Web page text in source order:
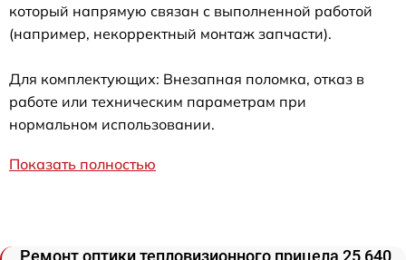
который напрямую связан с выполненной работой
(например, некорректный монтаж запчасти).
Для комплектующих: Внезапная поломка, отказ в
работе или техническим параметрам при
нормальном использовании.
Показать полностью
Ремонт оптики тепловизионного прицела 25 640